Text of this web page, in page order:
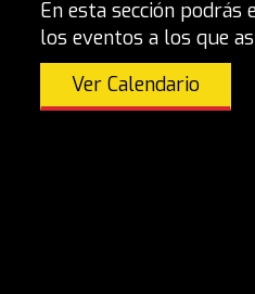
En esta sección podrás
los eventos a los que
Ver Calendario